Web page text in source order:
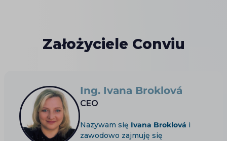
Założyciele Conviu
Ing. Ivana Broklová
CEO
Nazywam się Ivana Broklová i
zawodowo zajmuję się